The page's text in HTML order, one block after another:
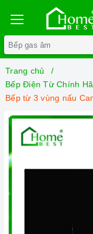
Trang chủ
Bếp Điện Từ Chính
Bếp từ 3 vùng nấu